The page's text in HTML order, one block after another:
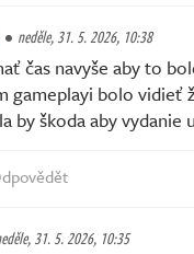
neděle, 31. 5. 2026, 10:38
čas navyše aby to
gameplayi bolo vidieť
by škoda aby vydanie
31. 5. 2026, 10:35